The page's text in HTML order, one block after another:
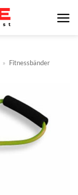
» Fitnessbänder